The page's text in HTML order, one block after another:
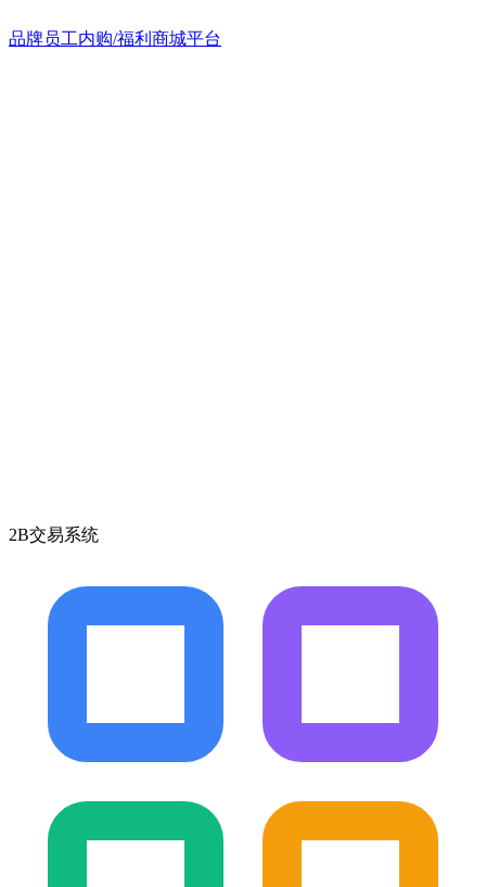
品牌员工内购/福利商城平台
2B交易系统